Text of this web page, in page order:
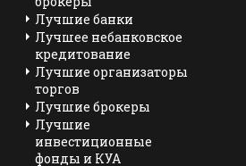
Лучшие банки
Лучшее небанковское
кредитование
Лучшие организаторы
торгов
Лучшие брокеры
Лучшие
инвестиционные
фонды и КУА